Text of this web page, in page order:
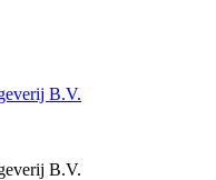
B.V.
B.V.